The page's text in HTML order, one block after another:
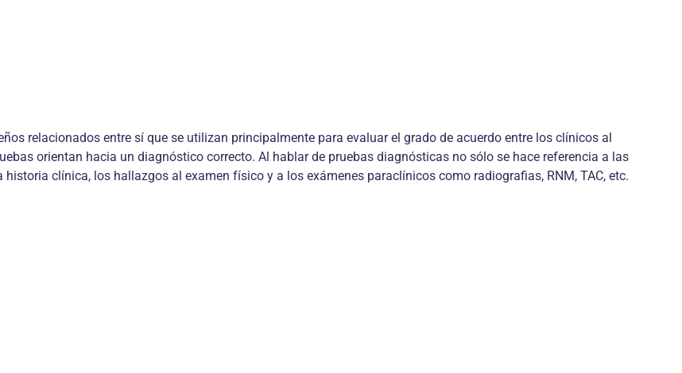
relacionados entre sí que se utilizan principalmente para evaluar el grado de acuerdo entre los clínicos al
orientan hacia un diagnóstico correcto. Al hablar de pruebas diagnósticas no sólo se hace referencia a las
clínica, los hallazgos al examen físico y a los exámenes paraclínicos como radiografias, RNM, TAC, etc.